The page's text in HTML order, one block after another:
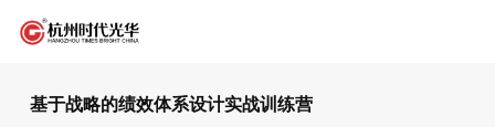
基于战略的绩效体系设计实战训练营